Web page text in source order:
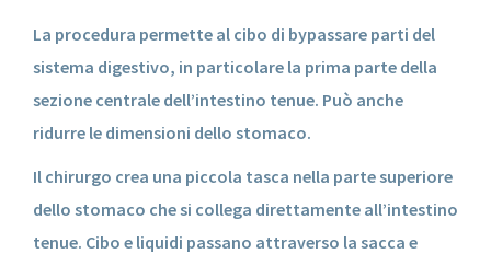
La procedura permette al cibo di bypassare parti del
sistema digestivo, in particolare la prima parte della
sezione centrale dell’intestino tenue. Può anche
ridurre le dimensioni dello stomaco.
Il chirurgo crea una piccola tasca nella parte superiore
dello stomaco che si collega direttamente all’intestino
tenue. Cibo e liquidi passano attraverso la sacca e